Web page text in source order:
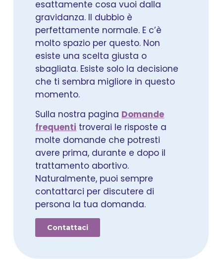
esattamente cosa vuoi dalla
gravidanza. Il dubbio è
perfettamente normale. E c’è
molto spazio per questo. Non
esiste una scelta giusta o
sbagliata. Esiste solo la decisione
che ti sembra migliore in questo
momento.
Sulla nostra pagina Domande
frequenti troverai le risposte a
molte domande che potresti
avere prima, durante e dopo il
trattamento abortivo.
Naturalmente, puoi sempre
contattarci per discutere di
persona la tua domanda.
Contattaci